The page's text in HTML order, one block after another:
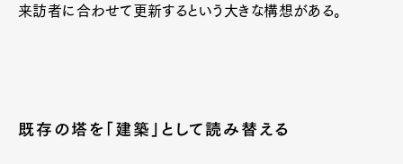
来訪者に合わせて更新するという大きな構想がある。
既存の塔を「建築」として読み替える